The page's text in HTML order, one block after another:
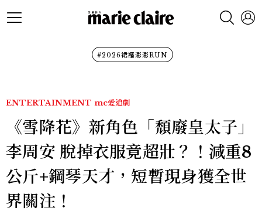
#2026裙襬澎澎RUN
ENTERTAINMENT mc愛追劇
《雪降花》新角色「頹廢皇太子」
李周安 脫掉衣服竟超壯？！減重8
公斤+鋼琴天才，短暫現身獲全世
界關注！